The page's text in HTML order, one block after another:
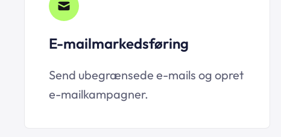
E-mailmarkedsføring
Send ubegrænsede e-mails og opret
e-mailkampagner.